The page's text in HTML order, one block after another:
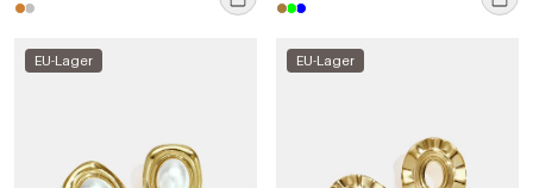
EU-Lager EU-Lager